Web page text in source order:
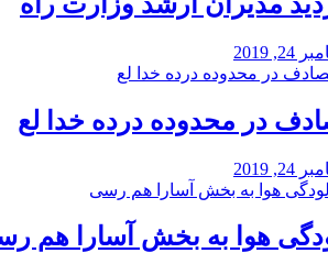
2019
در محدوده درده خدا لع
2019
هوا به بخش آسارا هم